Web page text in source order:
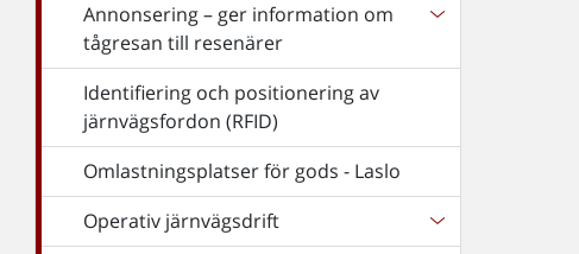
Annonsering – ger information om
tågresan till resenärer
Identifiering och positionering av
järnvägsfordon (RFID)
Omlastningsplatser för gods - Laslo
Operativ järnvägsdrift